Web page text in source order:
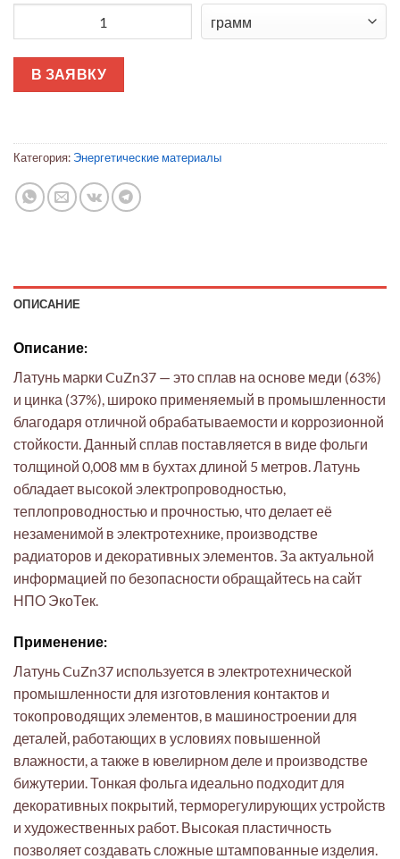
В ЗАЯВКУ
Категория: Энергетические материалы
ОПИСАНИЕ
Описание:
Латунь марки CuZn37 — это сплав на основе меди (63%)
и цинка (37%), широко применяемый в промышленности
благодаря отличной обрабатываемости и коррозионной
стойкости. Данный сплав поставляется в виде фольги
толщиной 0,008 мм в бухтах длиной 5 метров. Латунь
обладает высокой электропроводностью,
теплопроводностью и прочностью, что делает её
незаменимой в электротехнике, производстве
радиаторов и декоративных элементов. За актуальной
информацией по безопасности обращайтесь на сайт
НПО ЭкоТек.
Применение:
Латунь CuZn37 используется в электротехнической
промышленности для изготовления контактов и
токопроводящих элементов, в машиностроении для
деталей, работающих в условиях повышенной
влажности, а также в ювелирном деле и производстве
бижутерии. Тонкая фольга идеально подходит для
декоративных покрытий, терморегулирующих устройств
и художественных работ. Высокая пластичность
позволяет создавать сложные штампованные изделия.